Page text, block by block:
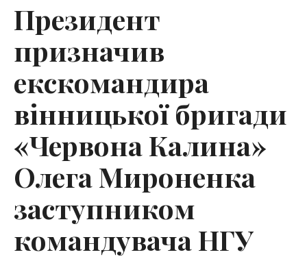
Президент
призначив
екскомандира
вінницької бригади
«Червона Калина»
Олега Мироненка
заступником
командувача НГУ